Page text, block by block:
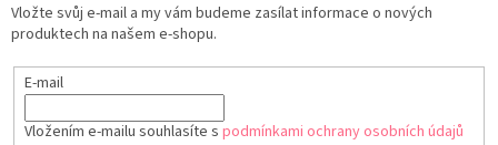
Vložte svůj e-mail a my vám budeme zasílat informace o nových
produktech na našem e-shopu.
E-mail
Vložením e-mailu souhlasíte s podmínkami ochrany osobních údajů